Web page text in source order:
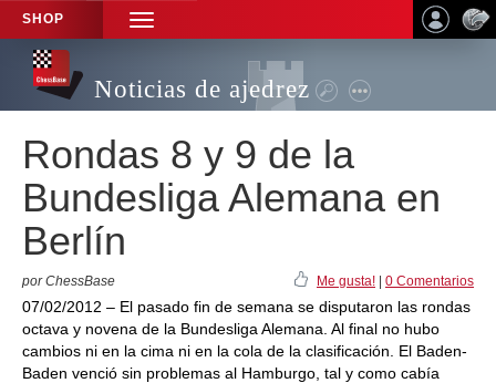
SHOP
TOGGLE
NAVIGATION
Noticias de ajedrez
Rondas 8 y 9 de la
Bundesliga Alemana en
Berlín
por ChessBase Me gusta! 0 Comentarios
07/02/2012 – El pasado fin de semana se disputaron las rondas
octava y novena de la Bundesliga Alemana. Al final no hubo
cambios ni en la cima ni en la cola de la clasificación. El Baden-
Baden venció sin problemas al Hamburgo, tal y como cabía